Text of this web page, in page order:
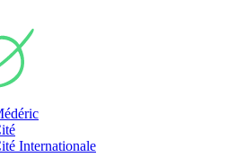
Internationale